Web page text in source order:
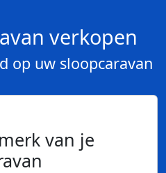
verkopen
op uw sloopcaravan
van je